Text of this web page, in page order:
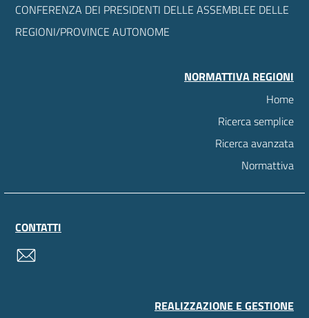
CONFERENZA DEI PRESIDENTI DELLE ASSEMBLEE DELLE
REGIONI/PROVINCE AUTONOME
NORMATTIVA REGIONI
Home
Ricerca semplice
Ricerca avanzata
Normattiva
CONTATTI
REALIZZAZIONE E GESTIONE